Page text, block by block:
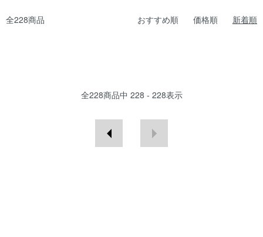
全228商品 おすすめ順 価格順 新着順
全228商品中 228 - 228表示